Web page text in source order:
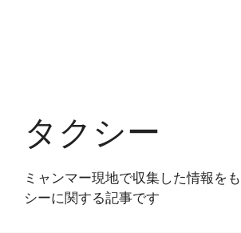
タクシー
ミャンマー現地で収集した情報を
シーに関する記事です